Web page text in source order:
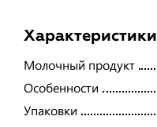
Характеристики
Молочный продукт
Особенности
Упаковки